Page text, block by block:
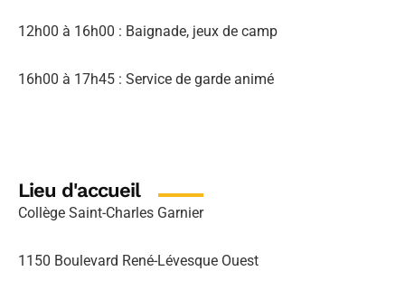
12h00 à 16h00 : Baignade, jeux de camp
16h00 à 17h45 : Service de garde animé
Lieu d'accueil
Collège Saint-Charles Garnier
1150 Boulevard René-Lévesque Ouest